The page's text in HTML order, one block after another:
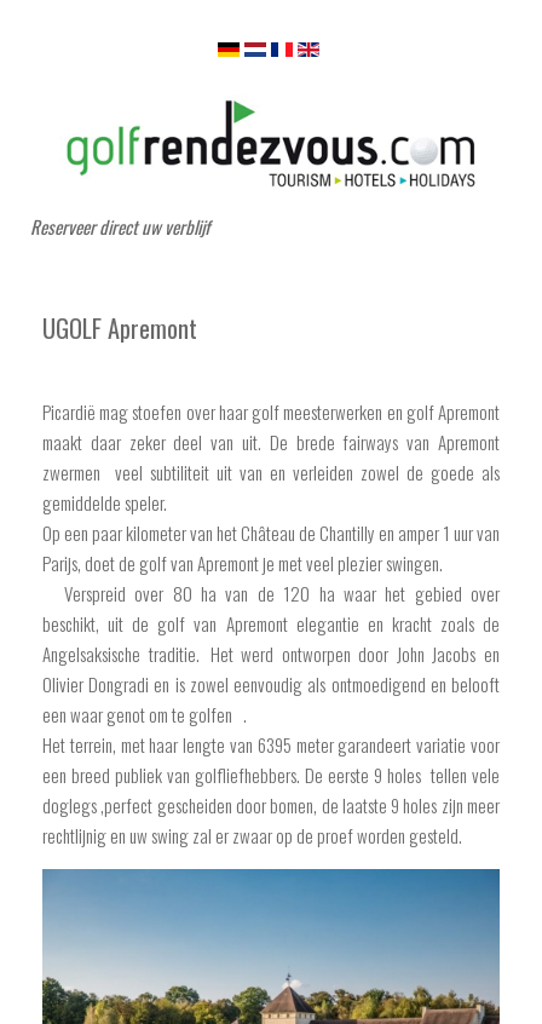
Reserveer direct uw verblijf
UGOLF Apremont
Picardië mag stoefen over haar golf meesterwerken en golf Apremont
maakt daar zeker deel van uit. De brede fairways van Apremont
zwermen veel subtiliteit uit van en verleiden zowel de goede als
gemiddelde speler.
Op een paar kilometer van het Château de Chantilly en amper 1 uur van
Parijs, doet de golf van Apremont je met veel plezier swingen.
Verspreid over 80 ha van de 120 ha waar het gebied over
beschikt, uit de golf van Apremont elegantie en kracht zoals de
Angelsaksische traditie. Het werd ontworpen door John Jacobs en
Olivier Dongradi en is zowel eenvoudig als ontmoedigend en belooft
een waar genot om te golfen .
Het terrein, met haar lengte van 6395 meter garandeert variatie voor
een breed publiek van golfliefhebbers. De eerste 9 holes tellen vele
doglegs ,perfect gescheiden door bomen, de laatste 9 holes zijn meer
rechtlijnig en uw swing zal er zwaar op de proef worden gesteld.